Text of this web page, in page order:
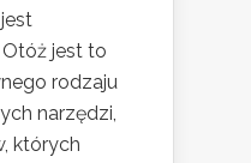
jest to
rodzaju
narzędzi,
których